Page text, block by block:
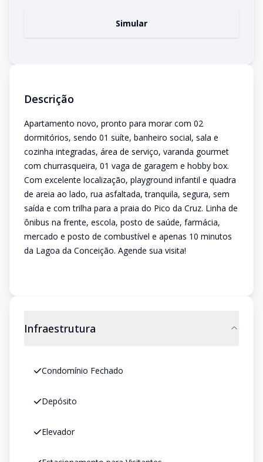
Simular
Descrição
Apartamento novo, pronto para morar com 02
dormitórios, sendo 01 suíte, banheiro social, sala e
cozinha integradas, área de serviço, varanda gourmet
com churrasqueira, 01 vaga de garagem e hobby box.
Com excelente localização, playground infantil e quadra
de areia ao lado, rua asfaltada, tranquila, segura, sem
saída e com trilha para a praia do Pico da Cruz. Linha de
ônibus na frente, escola, posto de saúde, farmácia,
mercado e posto de combustível e apenas 10 minutos
da Lagoa da Conceição. Agende sua visita!
Infraestrutura
Condomínio Fechado
Depósito
Elevador